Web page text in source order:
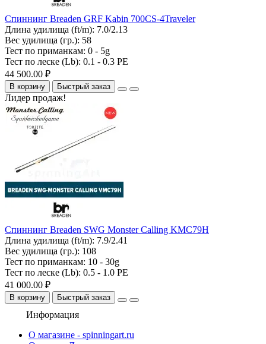
Спиннинг Breaden GRF Kabin 700CS-4Traveler
Длина удилища (ft/m): 7.0/2.13
Вес удилища (гр.): 58
Тест по приманкам: 0 - 5g
Тест по леске (Lb): 0.1 - 0.3 PE
44 500.00 ₽
В корзину Быстрый заказ
Лидер продаж!
Спиннинг Breaden SWG Monster Calling KMC79H
Длина удилища (ft/m): 7.9/2.41
Вес удилища (гр.): 108
Тест по приманкам: 10 - 30g
Тест по леске (Lb): 0.5 - 1.0 PE
41 000.00 ₽
В корзину Быстрый заказ
Информация
О магазине - spinningart.ru